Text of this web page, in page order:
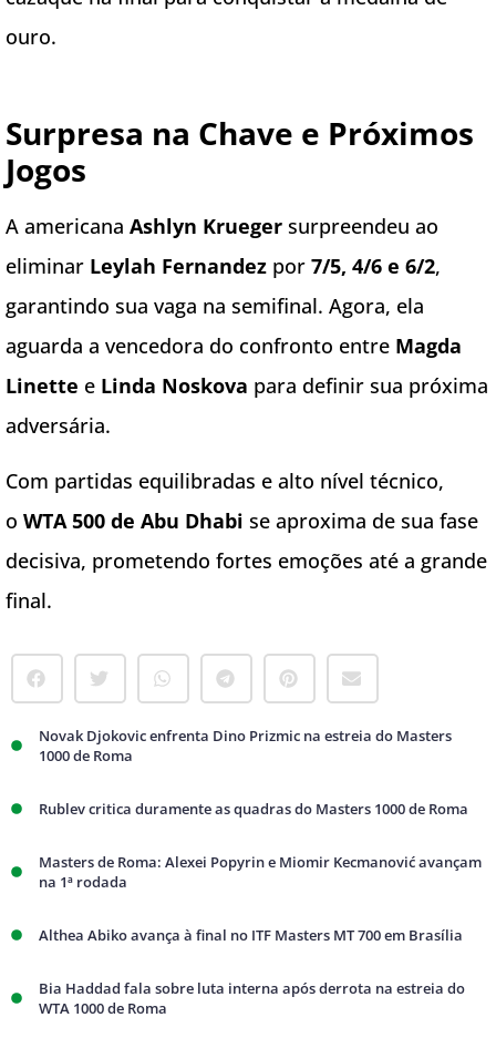
ouro.
Surpresa na Chave e Próximos
Jogos
A americana Ashlyn Krueger surpreendeu ao
eliminar Leylah Fernandez por 7/5, 4/6 e 6/2,
garantindo sua vaga na semifinal. Agora, ela
aguarda a vencedora do confronto entre Magda
Linette e Linda Noskova para definir sua próxima
adversária.
Com partidas equilibradas e alto nível técnico,
o WTA 500 de Abu Dhabi se aproxima de sua fase
decisiva, prometendo fortes emoções até a grande
final.
Novak Djokovic enfrenta Dino Prizmic na estreia do Masters
1000 de Roma
Rublev critica duramente as quadras do Masters 1000 de Roma
Masters de Roma: Alexei Popyrin e Miomir Kecmanović avançam
na 1ª rodada
Althea Abiko avança à final no ITF Masters MT 700 em Brasília
Bia Haddad fala sobre luta interna após derrota na estreia do
WTA 1000 de Roma